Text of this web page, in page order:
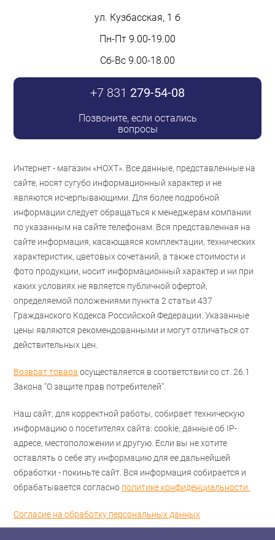
ул. Кузбасская, 1 б
Пн-Пт 9.00-19.00
Сб-Вс 9.00-18.00
+7 831 279-54-08
Позвоните, если остались
вопросы
Интернет - магазин «НОХТ». Все данные, представленные на
сайте, носят сугубо информационный характер и не
являются исчерпывающими. Для более подробной
информации следует обращаться к менеджерам компании
по указанным на сайте телефонам. Вся представленная на
сайте информация, касающаяся комплектации, технических
характеристик, цветовых сочетаний, а также стоимости и
фото продукции, носит информационный характер и ни при
каких условиях не является публичной офертой,
определяемой положениями пункта 2 статьи 437
Гражданского Кодекса Российской Федерации. Указанные
цены являются рекомендованными и могут отличаться от
действительных цен.
Возврат товара осуществляется в соответствии со ст. 26.1
Закона "О защите прав потребителей".
Наш сайт, для корректной работы, собирает техническую
информацию о посетителях сайта: cookie, данные об IP-
адресе, местоположении и другую. Если вы не хотите
оставлять о себе эту информацию для ее дальнейшей
обработки - покиньте сайт. Вся информация собирается и
обрабатывается согласно политике конфиденциальности.
Согласие на обработку персональных данных